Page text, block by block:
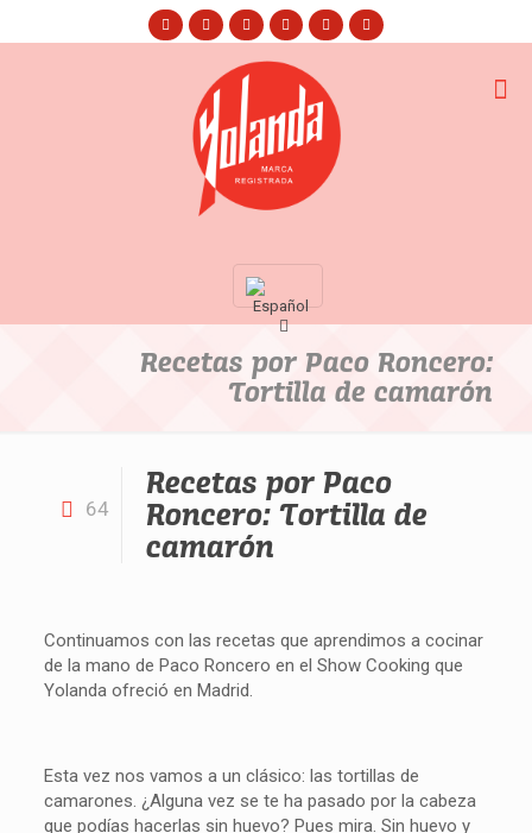
Recetas por Paco Roncero:
Tortilla de camarón
64
Recetas por Paco
Roncero: Tortilla de
camarón
Continuamos con las recetas que aprendimos a cocinar
de la mano de Paco Roncero en el Show Cooking que
Yolanda ofreció en Madrid.
Esta vez nos vamos a un clásico: las tortillas de
camarones. ¿Alguna vez se te ha pasado por la cabeza
que podías hacerlas sin huevo? Pues mira. Sin huevo y